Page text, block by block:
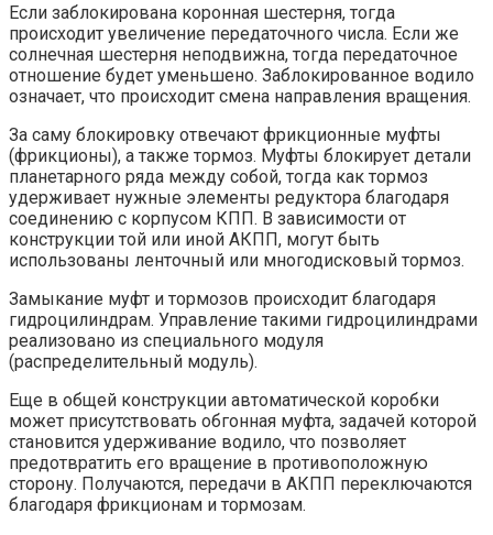
Если заблокирована коронная шестерня, тогда
происходит увеличение передаточного числа. Если же
солнечная шестерня неподвижна, тогда передаточное
отношение будет уменьшено. Заблокированное водило
означает, что происходит смена направления вращения.
За саму блокировку отвечают фрикционные муфты
(фрикционы), а также тормоз. Муфты блокирует детали
планетарного ряда между собой, тогда как тормоз
удерживает нужные элементы редуктора благодаря
соединению с корпусом КПП. В зависимости от
конструкции той или иной АКПП, могут быть
использованы ленточный или многодисковый тормоз.
Замыкание муфт и тормозов происходит благодаря
гидроцилиндрам. Управление такими гидроцилиндрами
реализовано из специального модуля
(распределительный модуль).
Еще в общей конструкции автоматической коробки
может присутствовать обгонная муфта, задачей которой
становится удерживание водило, что позволяет
предотвратить его вращение в противоположную
сторону. Получаются, передачи в АКПП переключаются
благодаря фрикционам и тормозам.